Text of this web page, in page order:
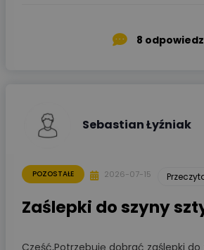
8
Sebastian Łyźniak
POZOSTAŁE 2026-07-15
Zaślepki do szyny